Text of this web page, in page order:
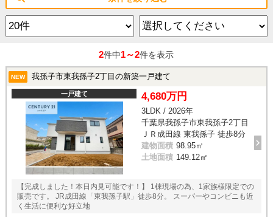
2件中1～2件を表示
NEW 我孫子市東我孫子2丁目の新築一戸建て
一戸建て 4,680万円
3LDK / 2026年
千葉県我孫子市東我孫子2丁目
ＪＲ成田線 東我孫子 徒歩8分
建物面積 98.95㎡
土地面積 149.12㎡
【完成しました！本日内見可能です！】 1棟現場の為、1家族様限定での
販売です。 JR成田線「東我孫子駅」徒歩8分。 スーパーやコンビニも近
く生活に便利な好立地